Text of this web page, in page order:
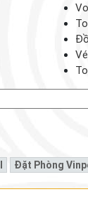
Đặt Phòng